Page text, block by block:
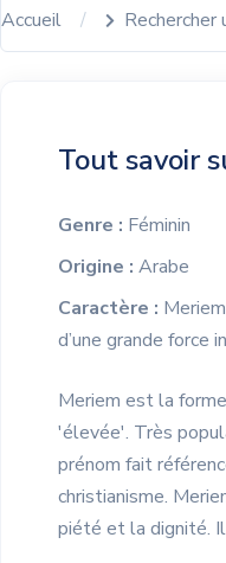
Accueil Rechercher
Tout savoir
Genre : Féminin
Origine : Arabe
Caractère :
d’une grande force
Meriem est la
'élevée'. Très
prénom fait
christianisme.
piété et la dignité.